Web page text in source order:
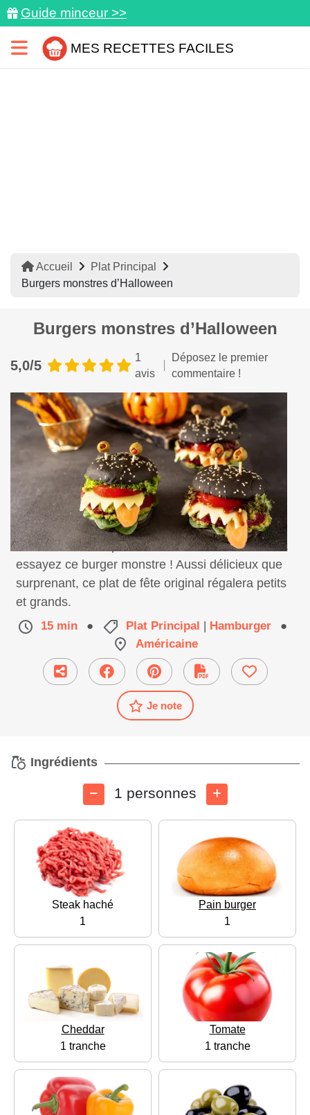
Guide minceur >>
MES RECETTES FACILES
Accueil
Plat Principal
Burgers monstres d’Halloween
Burgers monstres d’Halloween
5,0/5
1
avis
Déposez le premier
commentaire !
Pour insuffler l’esprit d’Halloween à vos convives,
essayez ce burger monstre ! Aussi délicieux que
surprenant, ce plat de fête original régalera petits
et grands.
15 min ● Plat Principal | Hamburger
●
Américaine
Je note
Ingrédients
1 personnes
Steak haché
1
Pain burger
1
Cheddar
1 tranche
Tomate
1 tranche